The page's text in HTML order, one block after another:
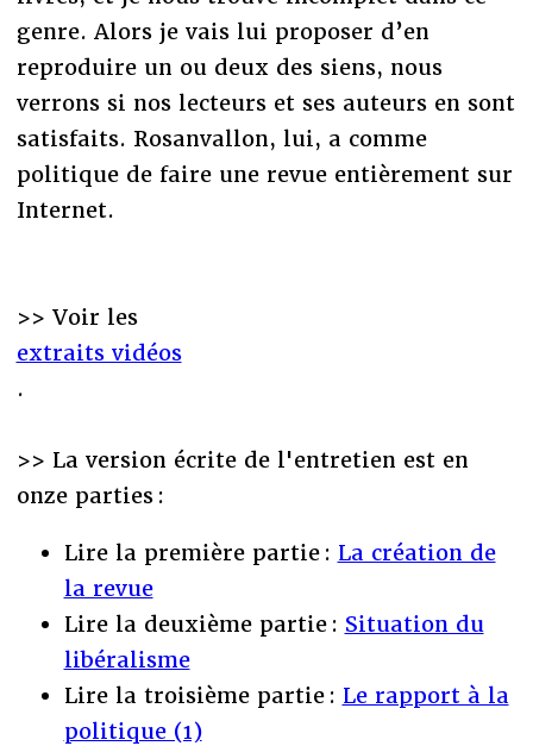
genre. Alors je vais lui proposer d’en
reproduire un ou deux des siens, nous
verrons si nos lecteurs et ses auteurs en sont
satisfaits. Rosanvallon, lui, a comme
politique de faire une revue entièrement sur
Internet.
>> Voir les
extraits vidéos
.
>> La version écrite de l'entretien est en
onze parties :
Lire la première partie : La création de
la revue
Lire la deuxième partie : Situation du
libéralisme
Lire la troisième partie : Le rapport à la
politique (1)